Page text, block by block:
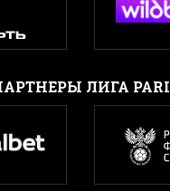
ЛИГА PARI